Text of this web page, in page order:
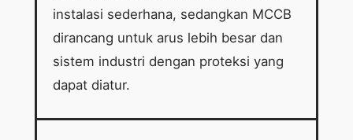
instalasi sederhana, sedangkan MCCB
dirancang untuk arus lebih besar dan
sistem industri dengan proteksi yang
dapat diatur.